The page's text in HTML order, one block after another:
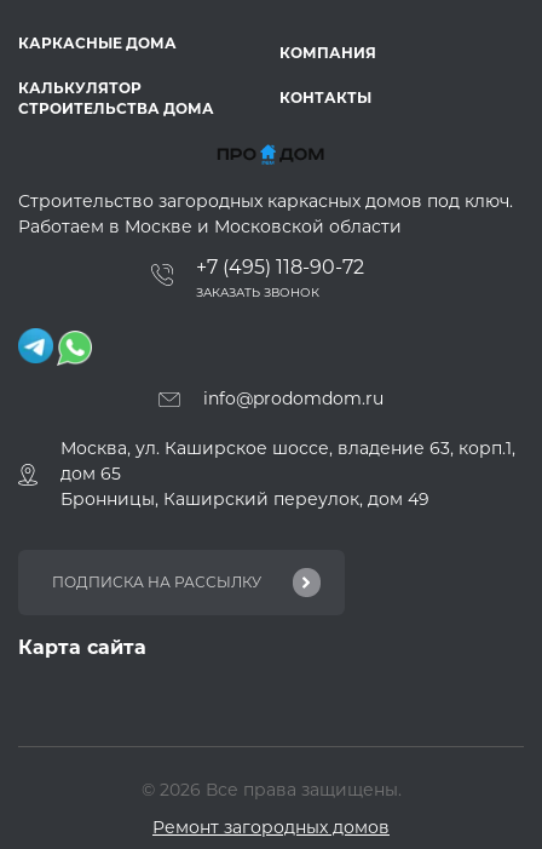
КАРКАСНЫЕ ДОМА
КАЛЬКУЛЯТОР
СТРОИТЕЛЬСТВА ДОМА
КОМПАНИЯ
КОНТАКТЫ
Строительство загородных каркасных домов под ключ.
Работаем в Москве и Московской области
+7 (495) 118-90-72
ЗАКАЗАТЬ ЗВОНОК
info@prodomdom.ru
Москва, ул. Каширское шоссе, владение 63, корп.1,
дом 65
Бронницы, Каширский переулок, дом 49
Карта сайта
© 2026 Все права защищены.
Ремонт загородных домов